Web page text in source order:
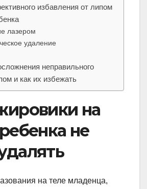
избавления от липом
лазером
удаление
неправильного
и как их избежать
на
не
на теле младенца,